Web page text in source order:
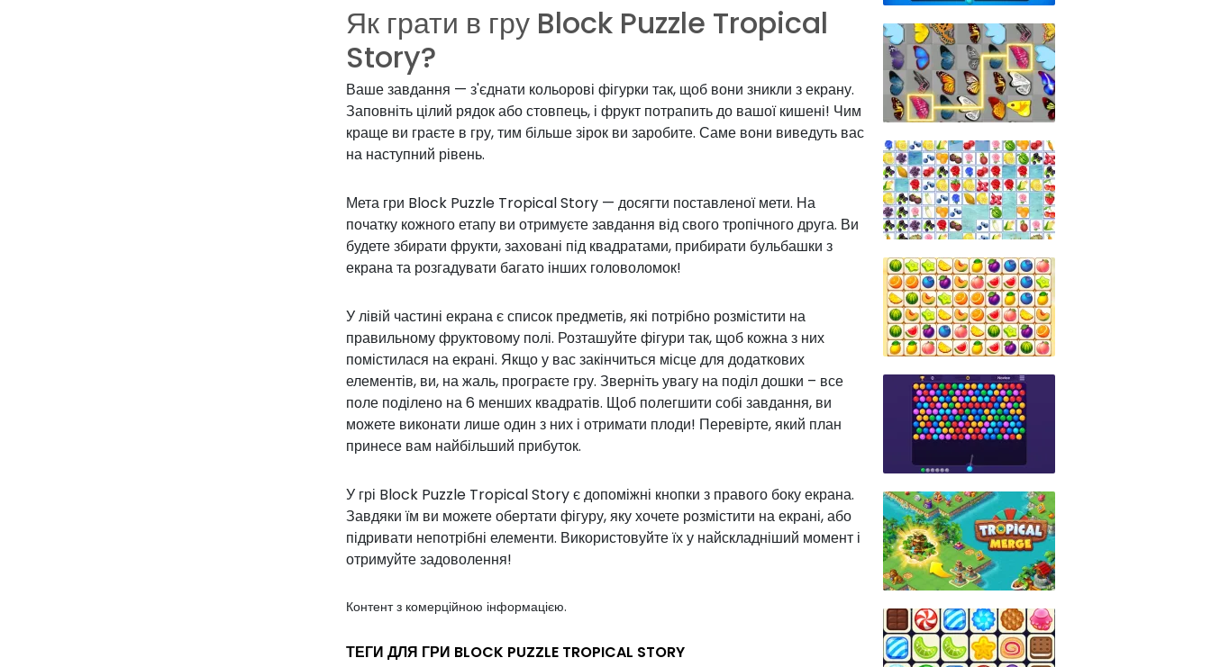
Як грати в гру Block Puzzle Tropical
Story?
Ваше завдання — з'єднати кольорові фігурки так, щоб вони зникли з екрану.
Заповніть цілий рядок або стовпець, і фрукт потрапить до вашої кишені! Чим
краще ви граєте в гру, тим більше зірок ви заробите. Саме вони виведуть вас
на наступний рівень.
Мета гри Block Puzzle Tropical Story — досягти поставленої мети. На
початку кожного етапу ви отримуєте завдання від свого тропічного друга. Ви
будете збирати фрукти, заховані під квадратами, прибирати бульбашки з
екрана та розгадувати багато інших головоломок!
У лівій частині екрана є список предметів, які потрібно розмістити на
правильному фруктовому полі. Розташуйте фігури так, щоб кожна з них
помістилася на екрані. Якщо у вас закінчиться місце для додаткових
елементів, ви, на жаль, програєте гру. Зверніть увагу на поділ дошки – все
поле поділено на 6 менших квадратів. Щоб полегшити собі завдання, ви
можете виконати лише один з них і отримати плоди! Перевірте, який план
принесе вам найбільший прибуток.
У грі Block Puzzle Tropical Story є допоміжні кнопки з правого боку екрана.
Завдяки їм ви можете обертати фігуру, яку хочете розмістити на екрані, або
підривати непотрібні елементи. Використовуйте їх у найскладніший момент і
отримуйте задоволення!
Контент з комерційною інформацією.
ТЕГИ ДЛЯ ГРИ BLOCK PUZZLE TROPICAL STORY